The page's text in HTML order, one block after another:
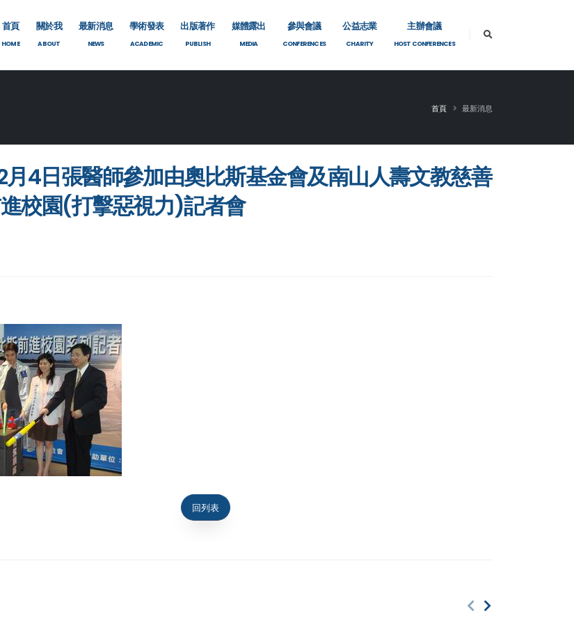
首頁
HOME
關於我
ABOUT
最新消息
NEWS
學術發表
ACADEMIC
出版著作
PUBLISH
媒體露出
MEDIA
參與會議
CONFERENCES
公益志業
CHARITY
主辦會議
HOST CONFERENCES
首頁 最新消息
月4日張醫師參加由奧比斯基金會及南山人壽文教慈善
校園(打擊惡視力)記者會
回列表